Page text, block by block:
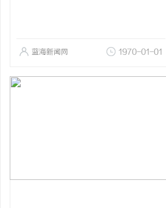
蓝海新闻网 1970-01-01